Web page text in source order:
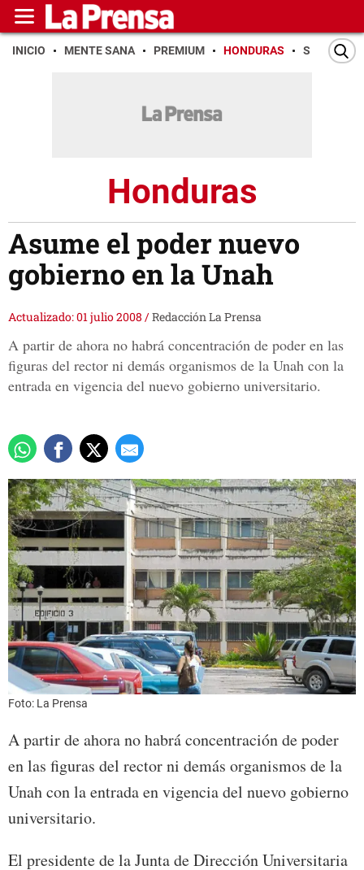
INICIO MENTE SANA PREMIUM HONDURAS SAN PEDRO
Honduras
Asume el poder nuevo
gobierno en la Unah
Actualizado: 01 julio 2008 /Redacción La Prensa
A partir de ahora no habrá concentración de poder en las
figuras del rector ni demás organismos de la Unah con la
entrada en vigencia del nuevo gobierno universitario.
Foto: La Prensa
A partir de ahora no habrá concentración de poder
en las figuras del rector ni demás organismos de la
Unah con la entrada en vigencia del nuevo gobierno
universitario.
El presidente de la Junta de Dirección Universitaria